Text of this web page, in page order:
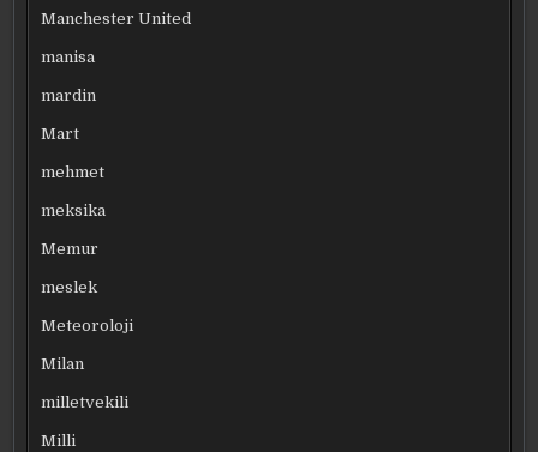
Manchester United
manisa
mardin
Mart
mehmet
meksika
Memur
meslek
Meteoroloji
Milan
milletvekili
Milli